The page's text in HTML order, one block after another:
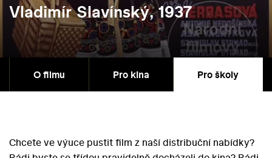
Vladimír Slavínský, 1937
O filmu Pro kina Pro školy
Chcete ve výuce pustit film z naší distribuční nabídky?